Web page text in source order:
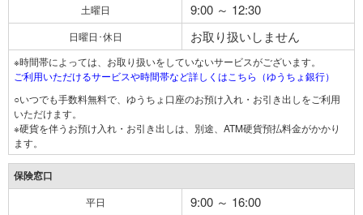
土曜日 9:00 ～ 12:30
日曜日･休日 お取り扱いしません
※時間帯によっては、お取り扱いをしていないサービスがございます。
ご利用いただけるサービスや時間帯など詳しくはこちら（ゆうちょ銀行）
○いつでも手数料無料で、ゆうちょ口座のお預け入れ・お引き出しをご利用
いただけます。
※硬貨を伴うお預け入れ・お引き出しは、別途、ATM硬貨預払料金がかかり
ます。
保険窓口
平日 9:00 ～ 16:00